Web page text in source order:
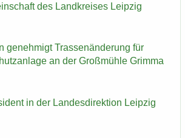
des Land­krei­ses Leip­zig
ge­neh­migt Tras­sen­än­de­rung für
an der Groß­müh­le Grim­ma
in der Lan­des­di­rek­ti­on Leip­zig